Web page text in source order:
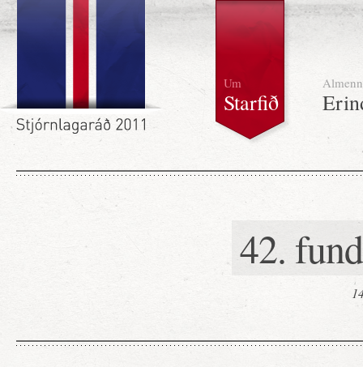
Um
Starfið
Almenn
42.